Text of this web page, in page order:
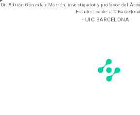
Dr. Adrián González Marrón, investigador y profesor del
Estadística de UIC
- UIC BARCELONA